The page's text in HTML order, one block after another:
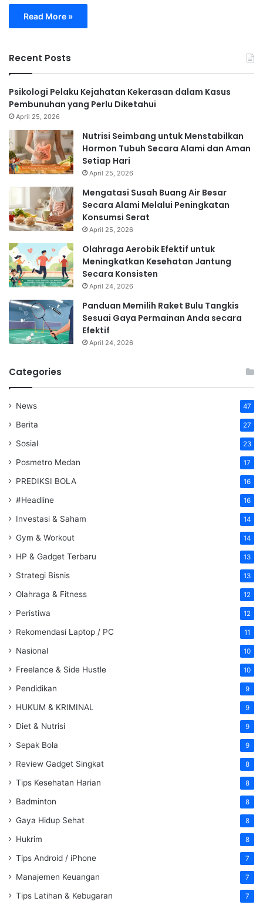
Read More »
Recent Posts
Psikologi Pelaku Kejahatan Kekerasan dalam Kasus
Pembunuhan yang Perlu Diketahui
April 25, 2026
Nutrisi Seimbang untuk Menstabilkan
Hormon Tubuh Secara Alami dan Aman
Setiap Hari
April 25, 2026
Mengatasi Susah Buang Air Besar
Secara Alami Melalui Peningkatan
Konsumsi Serat
April 25, 2026
Olahraga Aerobik Efektif untuk
Meningkatkan Kesehatan Jantung
Secara Konsisten
April 24, 2026
Panduan Memilih Raket Bulu Tangkis
Sesuai Gaya Permainan Anda secara
Efektif
April 24, 2026
Categories
News 47
Berita 27
Sosial 23
Posmetro Medan 17
PREDIKSI BOLA 16
#Headline 16
Investasi & Saham 14
Gym & Workout 14
HP & Gadget Terbaru 13
Strategi Bisnis 13
Olahraga & Fitness 12
Peristiwa 12
Rekomendasi Laptop / PC 11
Nasional 10
Freelance & Side Hustle 10
Pendidikan 9
HUKUM & KRIMINAL 9
Diet & Nutrisi 9
Sepak Bola 9
Review Gadget Singkat 8
Tips Kesehatan Harian 8
Badminton 8
Gaya Hidup Sehat 8
Hukrim 8
Tips Android / iPhone 7
Manajemen Keuangan 7
Tips Latihan & Kebugaran 7